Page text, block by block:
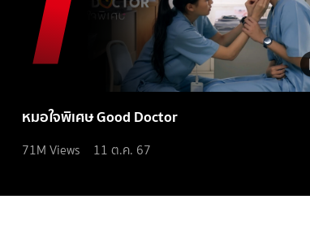
หมอใจพิเศษ Good Doctor
71M Views 11 ต.ค. 67